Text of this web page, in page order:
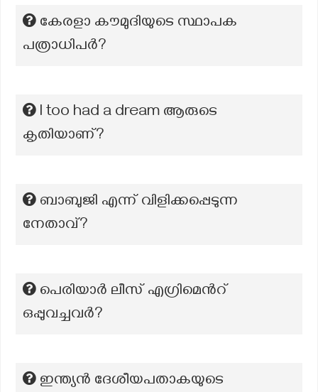
കേരളാ കൗമുദിയുടെ സ്ഥാപക
പത്രാധിപര്‍?
I too had a dream ആരുടെ
കൃതിയാണ്?
ബാബുജി എന്ന് വിളിക്കപ്പെടുന്ന
നേതാവ്?
പെരിയാർ ലീസ് എഗ്രിമെന്‍റ്
ഒപ്പുവച്ചവർ?
ഇന്ത്യൻ ദേശീയപതാകയുടെ